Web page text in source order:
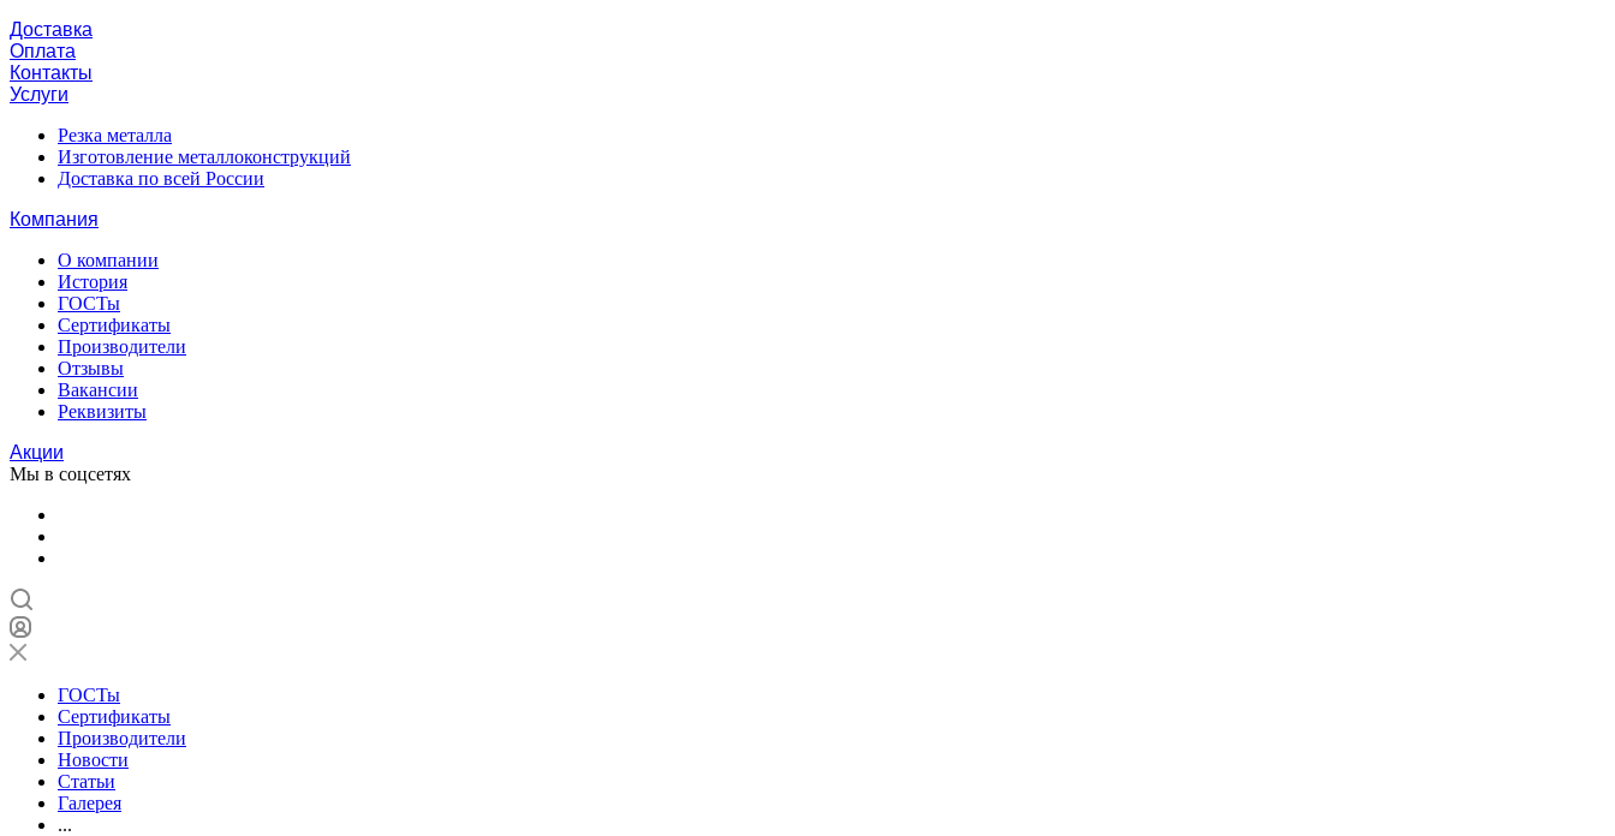
Доставка
Оплата
Контакты
Услуги
Резка металла
Изготовление металлоконструкций
Доставка по всей России
Компания
О компании
История
ГОСТы
Сертификаты
Производители
Отзывы
Вакансии
Реквизиты
Акции
Мы в соцсетях
ГОСТы
Сертификаты
Производители
Новости
Статьи
Галерея
...